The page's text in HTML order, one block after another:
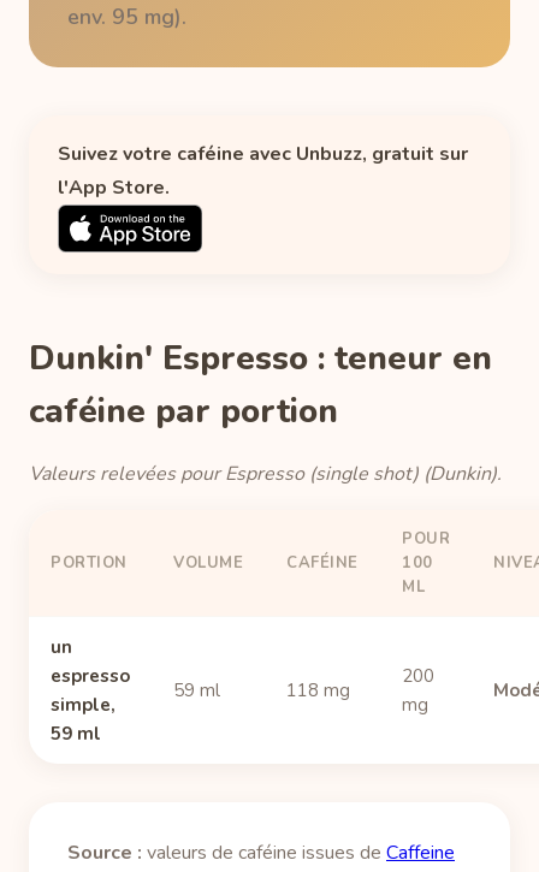
env. 95 mg).
Suivez votre caféine avec Unbuzz, gratuit sur
l'App Store.
Dunkin' Espresso : teneur en
caféine par portion
Valeurs relevées pour Espresso (single shot) (Dunkin).
PORTION VOLUME CAFÉINE
POUR
100
ML
un
espresso
simple,
59 ml
59 ml 118 mg
200
mg
Source : valeurs de caféine issues de Caffeine